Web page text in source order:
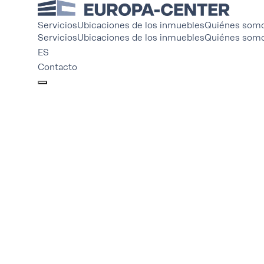
Servicios
Servicios
Ubicaciones de los inmuebles
Ubicaciones de los inmuebles
Quiénes
Quiénes
ES
Contacto